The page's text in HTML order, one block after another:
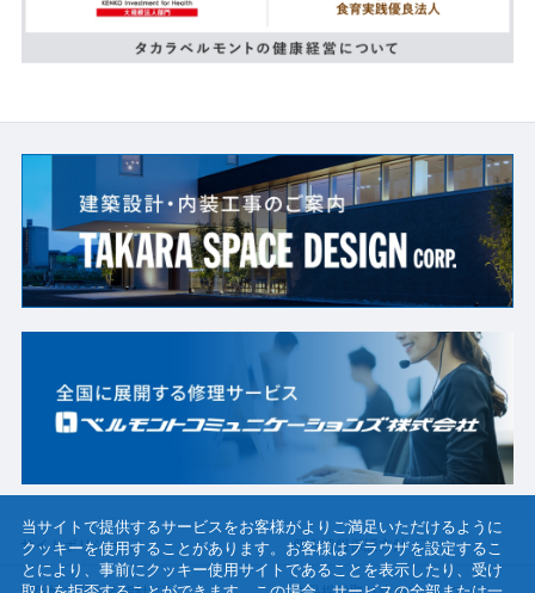
サイトポリシー 個人情報保護方針
当サイトで提供するサービスをお客様がよりご満足いただけるように
クッキーを使用することがあります。お客様はブラウザを設定するこ
とにより、事前にクッキー使用サイトであることを表示したり、受け